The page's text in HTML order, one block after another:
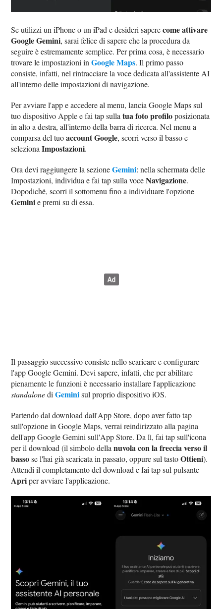
Se utilizzi un iPhone o un iPad e desideri saperecome attivare
Google Gemini, sarai felice di sapere che la procedura da
seguire è estremamente semplice. Per prima cosa, è necessario
trovare le impostazioni inGoogle Maps. Il primo passo
consiste, infatti, nel rintracciare la voce dedicata all'assistente AI
all'interno delle impostazioni di navigazione.
Per avviare l'app e accedere al menu, lancia Google Maps sul
tuo dispositivo Apple e fai tap sullatua foto profiloposizionata
in alto a destra, all'interno della barra di ricerca. Nel menu a
comparsa del tuoaccount Google, scorri verso il basso e
selezionaImpostazioni.
Ora devi raggiungere la sezioneGemini: nella schermata delle
Impostazioni, individua e fai tap sulla voceNavigazione.
Dopodiché, scorri il sottomenu fino a individuare l'opzione
Geminie premi su di essa.
Il passaggio successivo consiste nello scaricare e configurare
l'app Google Gemini. Devi sapere, infatti, che per abilitare
pienamente le funzioni è necessario installare l'applicazione
standalonediGeminisul proprio dispositivo iOS.
Partendo dal download dall'App Store, dopo aver fatto tap
sull'opzione in Google Maps, verrai reindirizzato alla pagina
dell'app Google Gemini sull'App Store. Da lì, fai tap sull'icona
per il download (il simbolo dellanuvola con la freccia verso il
bassose l'hai già scaricata in passato, oppure sul tastoOttieni).
Attendi il completamento del download e fai tap sul pulsante
Apriper avviare l'applicazione.